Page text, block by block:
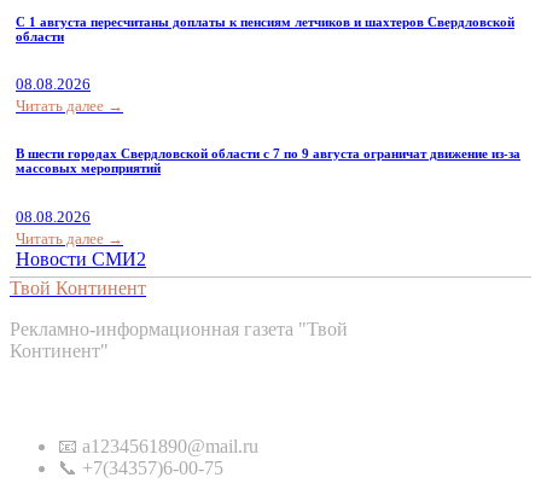
С 1 августа пересчитаны доплаты к пенсиям летчиков и шахтеров Свердловской
области
08.08.2026
Читать далее →
В шести городах Свердловской области с 7 по 9 августа ограничат движение из-за
массовых мероприятий
08.08.2026
Читать далее →
Новости СМИ2
Твой Континент
Рекламно-информационная газета "Твой
Континент"
📧 a1234561890@mail.ru
📞 +7(34357)6-00-75